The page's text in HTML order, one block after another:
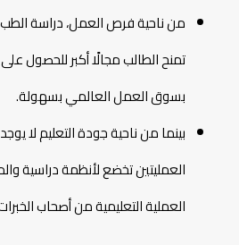
من ناحية فرص العمل، دراسة الطب
تمنح الطالب مجالًا أكبر للحصول
بسوق العمل العالمي بسهولة.
بينما من ناحية جودة التعليم لا
العمليتين تخضع لأنظمة دراسية
العملية التعليمية من أصحاب